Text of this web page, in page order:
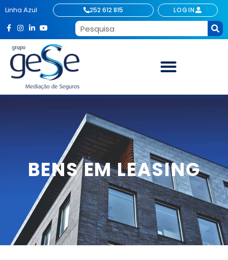
Linha Azul 252 612 815 LOGIN
BENS EM LEASING